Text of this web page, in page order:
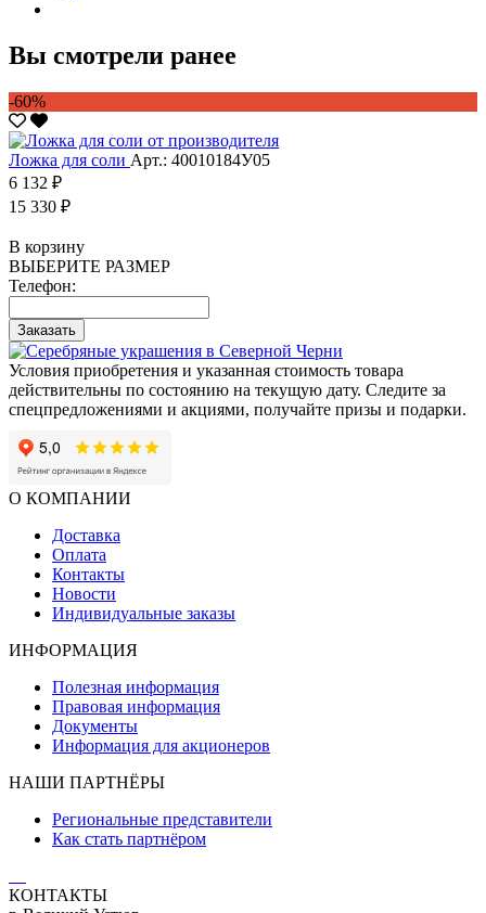
Вы смотрели ранее
-60%
Ложка для соли Арт.: 40010184У05
6 132 ₽
15 330 ₽
В корзину
ВЫБЕРИТЕ РАЗМЕР
Телефон:
Заказать
Условия приобретения и указанная стоимость товара
действительны по состоянию на текущую дату. Следите за
спецпредложениями и акциями, получайте призы и подарки.
О КОМПАНИИ
Доставка
Оплата
Контакты
Новости
Индивидуальные заказы
ИНФОРМАЦИЯ
Полезная информация
Правовая информация
Документы
Информация для акционеров
НАШИ ПАРТНЁРЫ
Региональные представители
Как стать партнёром
КОНТАКТЫ